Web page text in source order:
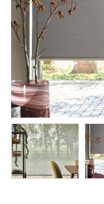
Eetkamer
Kasten op maat
Raamdecoratie
Inspiratie & Advies
Sale & Acties